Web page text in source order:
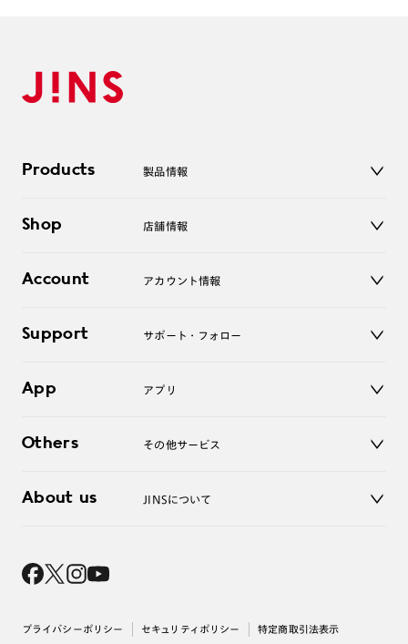
Products 製品情報
サングラス
コンタクトレンズ
アクセサリー
Shop 店舗情報
オンラインショップ
Account アカウント情報
ログアウト
Support サポート・フォロー
よくあるご質問
お問い合わせ
App アプリ
Others その他サービス
レンズ交換
About us JINSについて
採用情報
出店について
プライバシーポリシー セキュリティポリシー 特定商取引法表示